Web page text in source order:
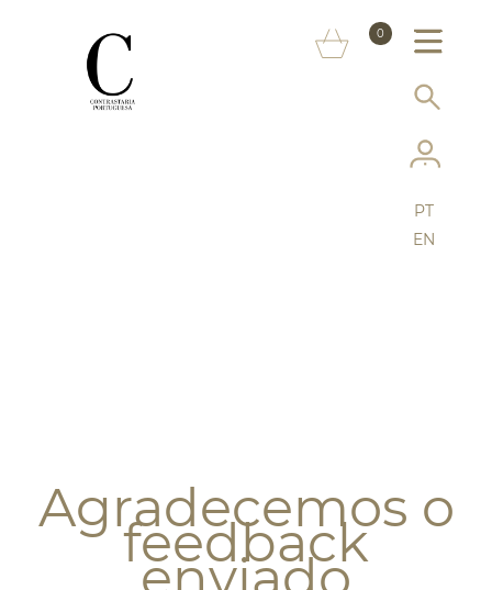
0
SERVIÇOS
MAIS CONTRASTARIA
PT
EN
Agradecemos o
feedback